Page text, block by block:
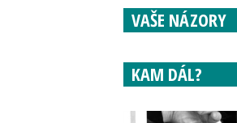
VAŠE NÁZORY
KAM DÁL?